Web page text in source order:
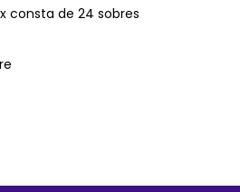
consta de 24 sobres